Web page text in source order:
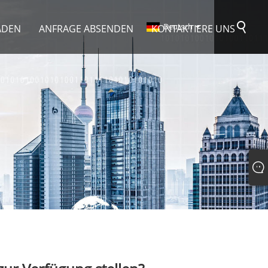
ANFRAGE ABSENDEN KONTAKTIERE UNS
Deutsch